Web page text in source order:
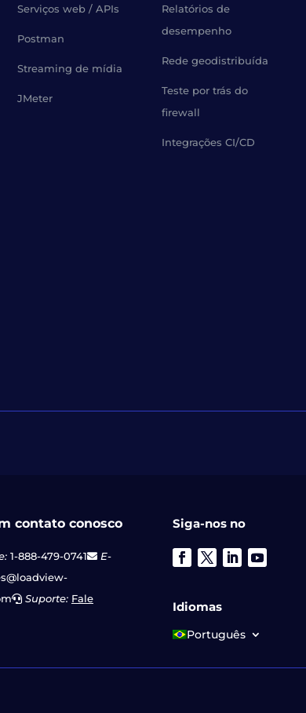
Serviços web / APIs
Postman
Streaming de mídia
JMeter
Relatórios de
desempenho
Rede geodistribuída
Teste por trás do
firewall
Integrações CI/CD
contato conosco
1-888-479-0741
E-
Suporte: Fale
Siga-nos no
Idiomas
Português